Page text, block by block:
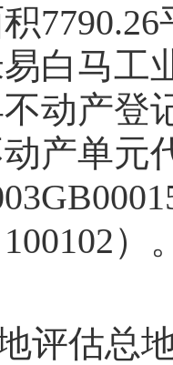
白马工
动产登
产单元
）
估总地